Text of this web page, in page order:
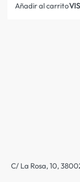
Añadir al carrito
C/ La Rosa, 10,